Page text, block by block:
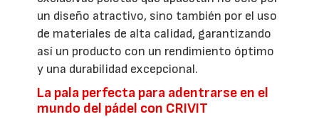
un diseño atractivo, sino también por el uso
de materiales de alta calidad, garantizando
así un producto con un rendimiento óptimo
y una durabilidad excepcional.
La pala perfecta para adentrarse en el
mundo del pádel con CRIVIT